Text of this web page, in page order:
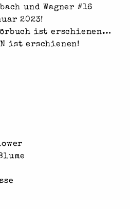
und Wagner #16
2023!
ist erschienen…
ist erschienen!